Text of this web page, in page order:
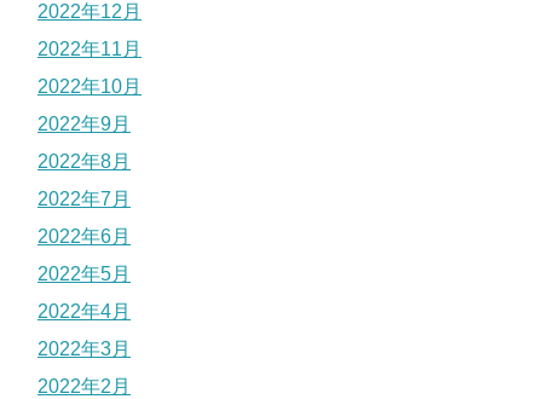
2022年12月
2022年11月
2022年10月
2022年9月
2022年8月
2022年7月
2022年6月
2022年5月
2022年4月
2022年3月
2022年2月